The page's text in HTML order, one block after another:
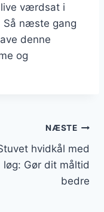
værdsat i
Så næste gang
denne
og
NÆSTE
hvidkål med
løg: Gør dit måltid
bedre